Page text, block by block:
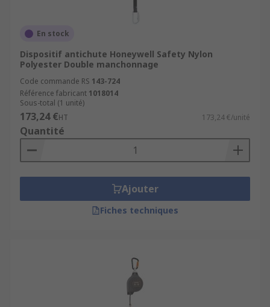
En stock
Dispositif antichute Honeywell Safety Nylon
Polyester Double manchonnage
Code commande RS 143-724
Référence fabricant 1018014
Sous-total (1 unité)
173,24 €HT 173,24 €/unité
Quantité
Ajouter
Fiches techniques